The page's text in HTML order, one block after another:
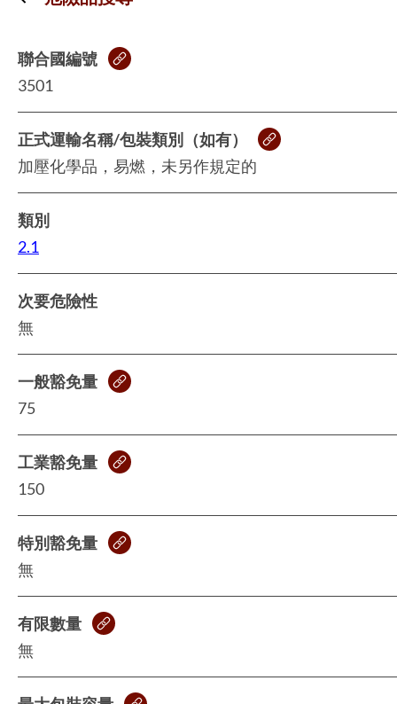
聯合國編號
3501
正式運輸名稱/包裝類別（如有）
加壓化學品，易燃，未另作規定的
類別
2.1
次要危險性
無
一般豁免量
75
工業豁免量
150
特別豁免量
無
有限數量
無